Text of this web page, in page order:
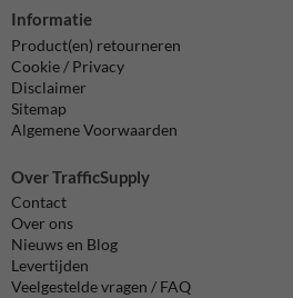
Informatie
Product(en) retourneren
Cookie / Privacy
Disclaimer
Sitemap
Algemene Voorwaarden
Over TrafficSupply
Contact
Over ons
Nieuws en Blog
Levertijden
Veelgestelde vragen / FAQ